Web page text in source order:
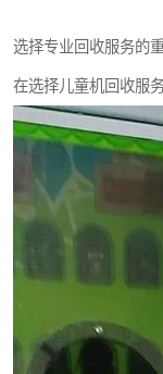
选择专业回收服务的
在选择儿童机回收服